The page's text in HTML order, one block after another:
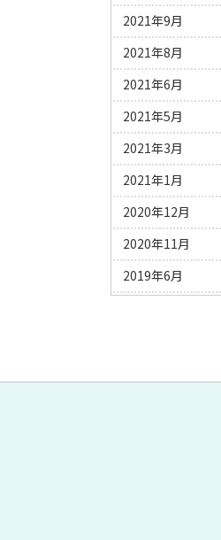
2021年9月
2021年8月
2021年6月
2021年5月
2021年3月
2021年1月
2020年12月
2020年11月
2019年6月